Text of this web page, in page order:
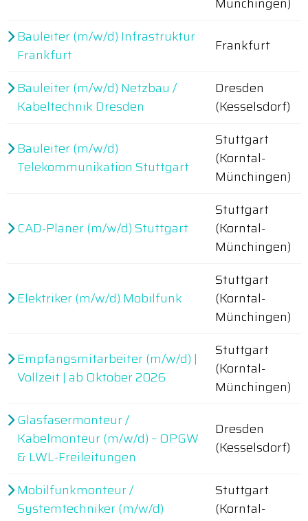
Bauleiter (m/w/d) Infrastruktur
Frankfurt
Frankfurt
Bauleiter (m/w/d) Netzbau /
Kabeltechnik Dresden
Dresden
(Kesselsdorf)
Bauleiter (m/w/d)
Telekommunikation Stuttgart
Stuttgart
(Korntal-
Münchingen)
CAD-Planer (m/w/d) Stuttgart
Stuttgart
(Korntal-
Münchingen)
Elektriker (m/w/d) Mobilfunk
Stuttgart
(Korntal-
Münchingen)
Empfangsmitarbeiter (m/w/d) |
Vollzeit | ab Oktober 2026
Stuttgart
(Korntal-
Münchingen)
Glasfasermonteur /
Kabelmonteur (m/w/d) – OPGW
& LWL-Freileitungen
Dresden
(Kesselsdorf)
Mobilfunkmonteur /
Systemtechniker (m/w/d)
Stuttgart
(Korntal-